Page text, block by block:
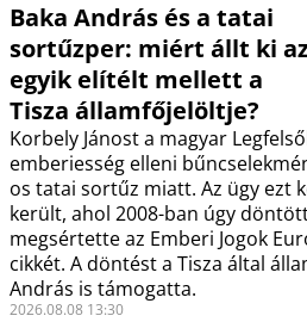
Baka András és a tatai
sortűzper: miért állt ki
egyik elítélt mellett a
Tisza államfőjelöltje?
Korbely Jánost a magyar
emberiesség elleni
os tatai sortűz miatt. Az ügy ezt
került, ahol 2008-ban úgy
megsértette az Emberi Jogok
cikkét. A döntést a Tisza által
András is támogatta.
2026.08.08 13:30